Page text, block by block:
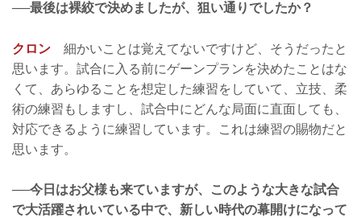
──最後は裸絞で決めましたが、狙い通りでしたか？
クロン 細かいことは覚えてないですけど、そうだったと
思います。試合に入る前にゲーンプランを決めたことはな
くて、あらゆることを想定した練習をしていて、立技、柔
術の練習もしますし、試合中にどんな局面に直面しても、
対応できるように練習しています。これは練習の賜物だと
思います。
──今日はお父様も来ていますが、このような大きな試合
で大活躍されいている中で、新しい時代の幕開けになって